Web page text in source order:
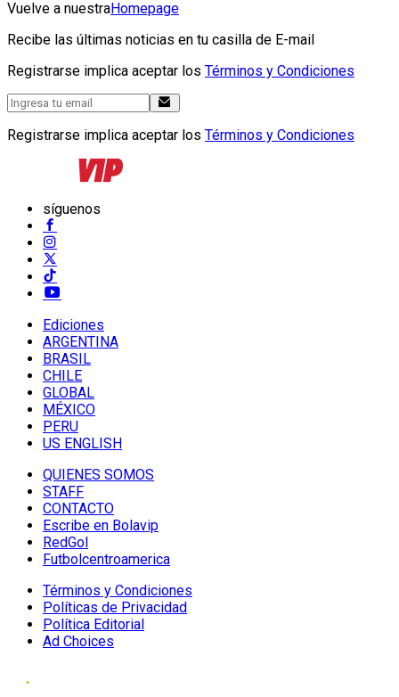
Vuelve a nuestraHomepage
Recibe las últimas noticias en tu casilla de E-mail
Registrarse implica aceptar los Términos y Condiciones
Registrarse implica aceptar los Términos y Condiciones
síguenos
Ediciones
ARGENTINA
BRASIL
CHILE
GLOBAL
MÉXICO
PERU
US ENGLISH
QUIENES SOMOS
STAFF
CONTACTO
Escribe en Bolavip
RedGol
Futbolcentroamerica
Términos y Condiciones
Políticas de Privacidad
Política Editorial
Ad Choices